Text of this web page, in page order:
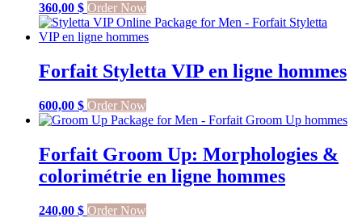
360,00 $ Order Now
Forfait Styletta VIP en ligne hommes
600,00 $ Order Now
Forfait Groom Up: Morphologies &
colorimétrie en ligne hommes
240,00 $ Order Now